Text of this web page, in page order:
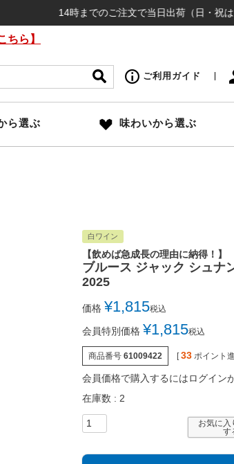
14時までのご注文で当日出荷（日・祝は12時
ちら】
ご利用ガイド
ら選ぶ 味わいから選ぶ
白ワイン
【飲めば急成長の理由に納得！】
ブルース ジャック シュナ
2025
価格 ¥1,815税込
会員特別価格 ¥1,815税込
商品番号 61009422 [ 33 ポイント
会員価格で購入するにはログイン
在庫数
2
お気に入
す